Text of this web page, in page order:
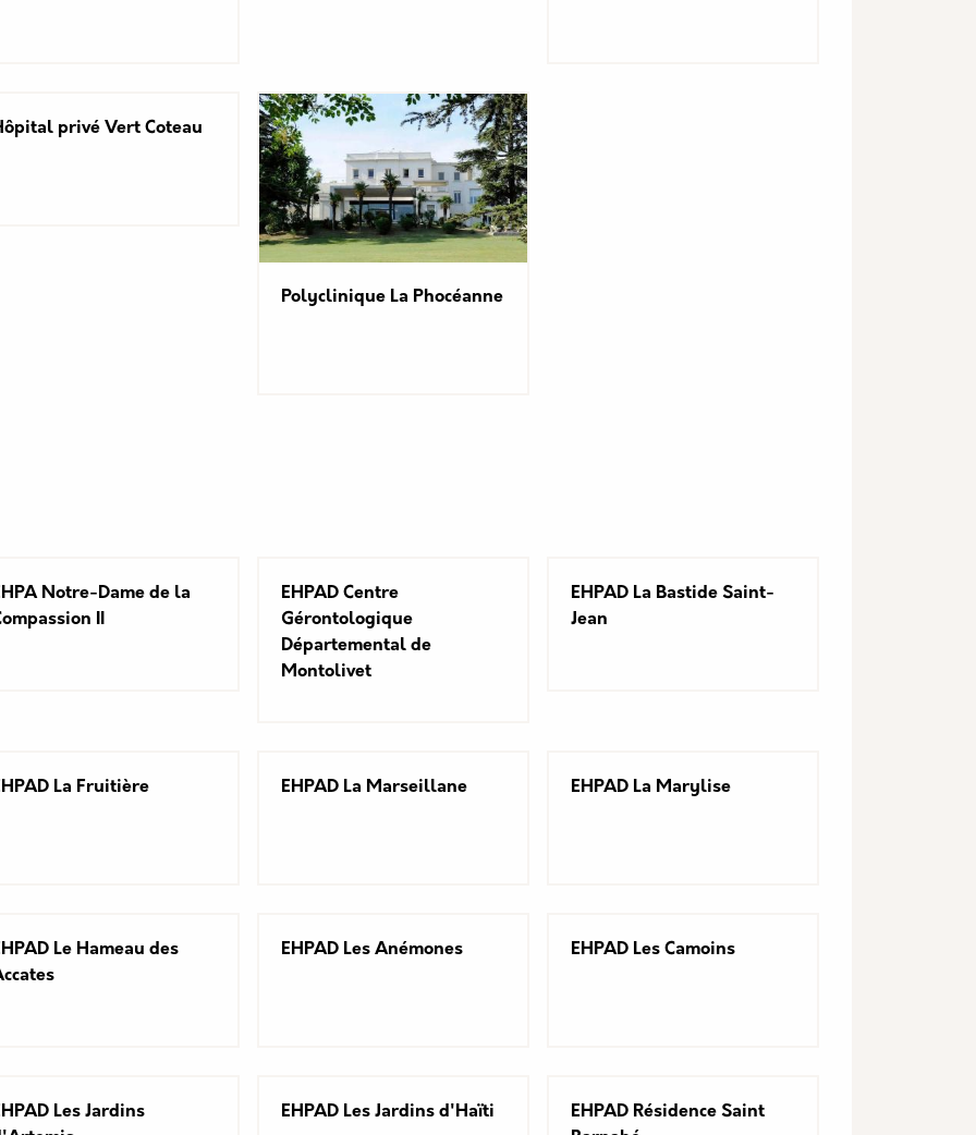
privé Vert Coteau
Polyclinique La Phocéanne
Notre-Dame de la
II
EHPAD Centre
Gérontologique
Départemental de
Montolivet
EHPAD La Bastide Saint-
Jean
La Fruitière EHPAD La Marseillane EHPAD La Marylise
Le Hameau des
EHPAD Les Anémones EHPAD Les Camoins
Les Jardins
EHPAD Les Jardins d'Haïti
EHPAD Résidence Saint